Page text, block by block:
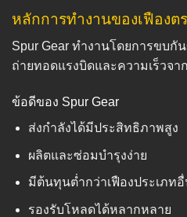
หลักการทำงานของเฟืองต
Spur Gear ทำงานโดยการขบกั
ถ่ายทอดแรงบิดและความเร็วจา
ข้อดีของ Spur Gear
ส่งกำลังได้มีประสิทธิภาพสูง
ผลิตและซ่อมบำรุงง่าย
มีต้นทุนต่ำกว่าเฟืองประเภท
รองรับโหลดได้หลากหลาย